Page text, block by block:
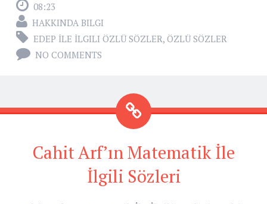
08:23
HAKKINDA BILGI
EDEP İLE İLGILI ÖZLÜ SÖZLER, ÖZLÜ SÖZLER
NO COMMENTS
Cahit Arf’ın Matematik İle
İlgili Sözleri